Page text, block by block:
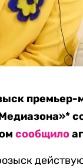
сообщило